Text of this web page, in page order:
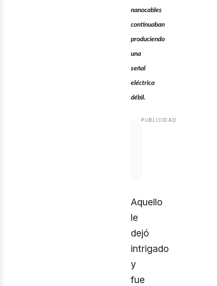
nanocables
continuaban
produciendo
una
señal
eléctrica
débil.
Aquello
le
dejó
intrigado
y
fue